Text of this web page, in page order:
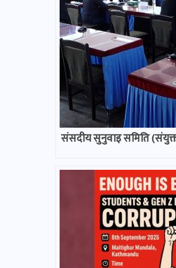
संसदीय सुनुवाइ समिति